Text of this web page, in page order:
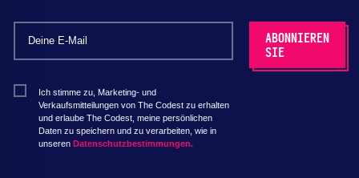
Ich stimme zu, Marketing- und
Verkaufsmitteilungen von The Codest zu erhalten
und erlaube The Codest, meine persönlichen
Daten zu speichern und zu verarbeiten, wie in
unseren Datenschutzbestimmungen.